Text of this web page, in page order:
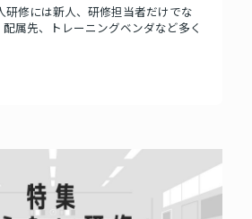
研修には新人、研修担当者だけでな
属先、トレーニングベンダなど多く